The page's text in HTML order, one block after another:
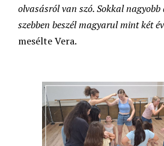
olvasásról van szó. Sokkal
szebben beszél magyarul mint két
mesélte Vera.